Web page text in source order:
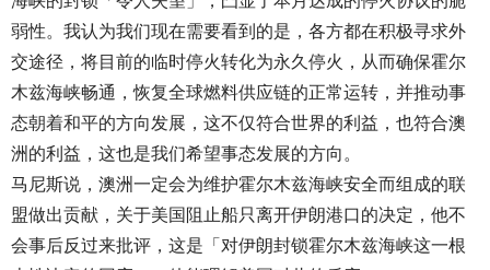
弱性。我认为我们现在需要看到的是，各方都在积极寻求外
交途径，将目前的临时停火转化为永久停火，从而确保霍尔
木兹海峡畅通，恢复全球燃料供应链的正常运转，并推动事
态朝着和平的方向发展，这不仅符合世界的利益，也符合澳
洲的利益，这也是我们希望事态发展的方向。
马尼斯说，澳洲一定会为维护霍尔木兹海峡安全而组成的联
盟做出贡献，关于美国阻止船只离开伊朗港口的决定，他不
会事后反过来批评，这是「对伊朗封锁霍尔木兹海峡这一根